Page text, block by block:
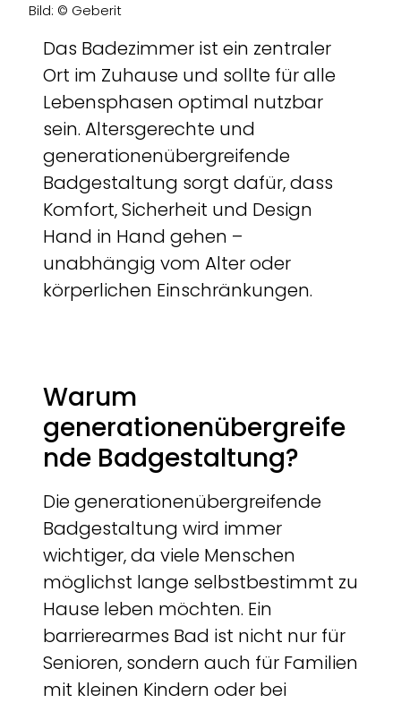
Bild: © Geberit
Das Badezimmer ist ein zentraler
Ort im Zuhause und sollte für alle
Lebensphasen optimal nutzbar
sein. Altersgerechte und
generationenübergreifende
Badgestaltung sorgt dafür, dass
Komfort, Sicherheit und Design
Hand in Hand gehen –
unabhängig vom Alter oder
körperlichen Einschränkungen.
Warum
generationenübergreife
nde Badgestaltung?
Die generationenübergreifende
Badgestaltung wird immer
wichtiger, da viele Menschen
möglichst lange selbstbestimmt zu
Hause leben möchten. Ein
barrierearmes Bad ist nicht nur für
Senioren, sondern auch für Familien
mit kleinen Kindern oder bei